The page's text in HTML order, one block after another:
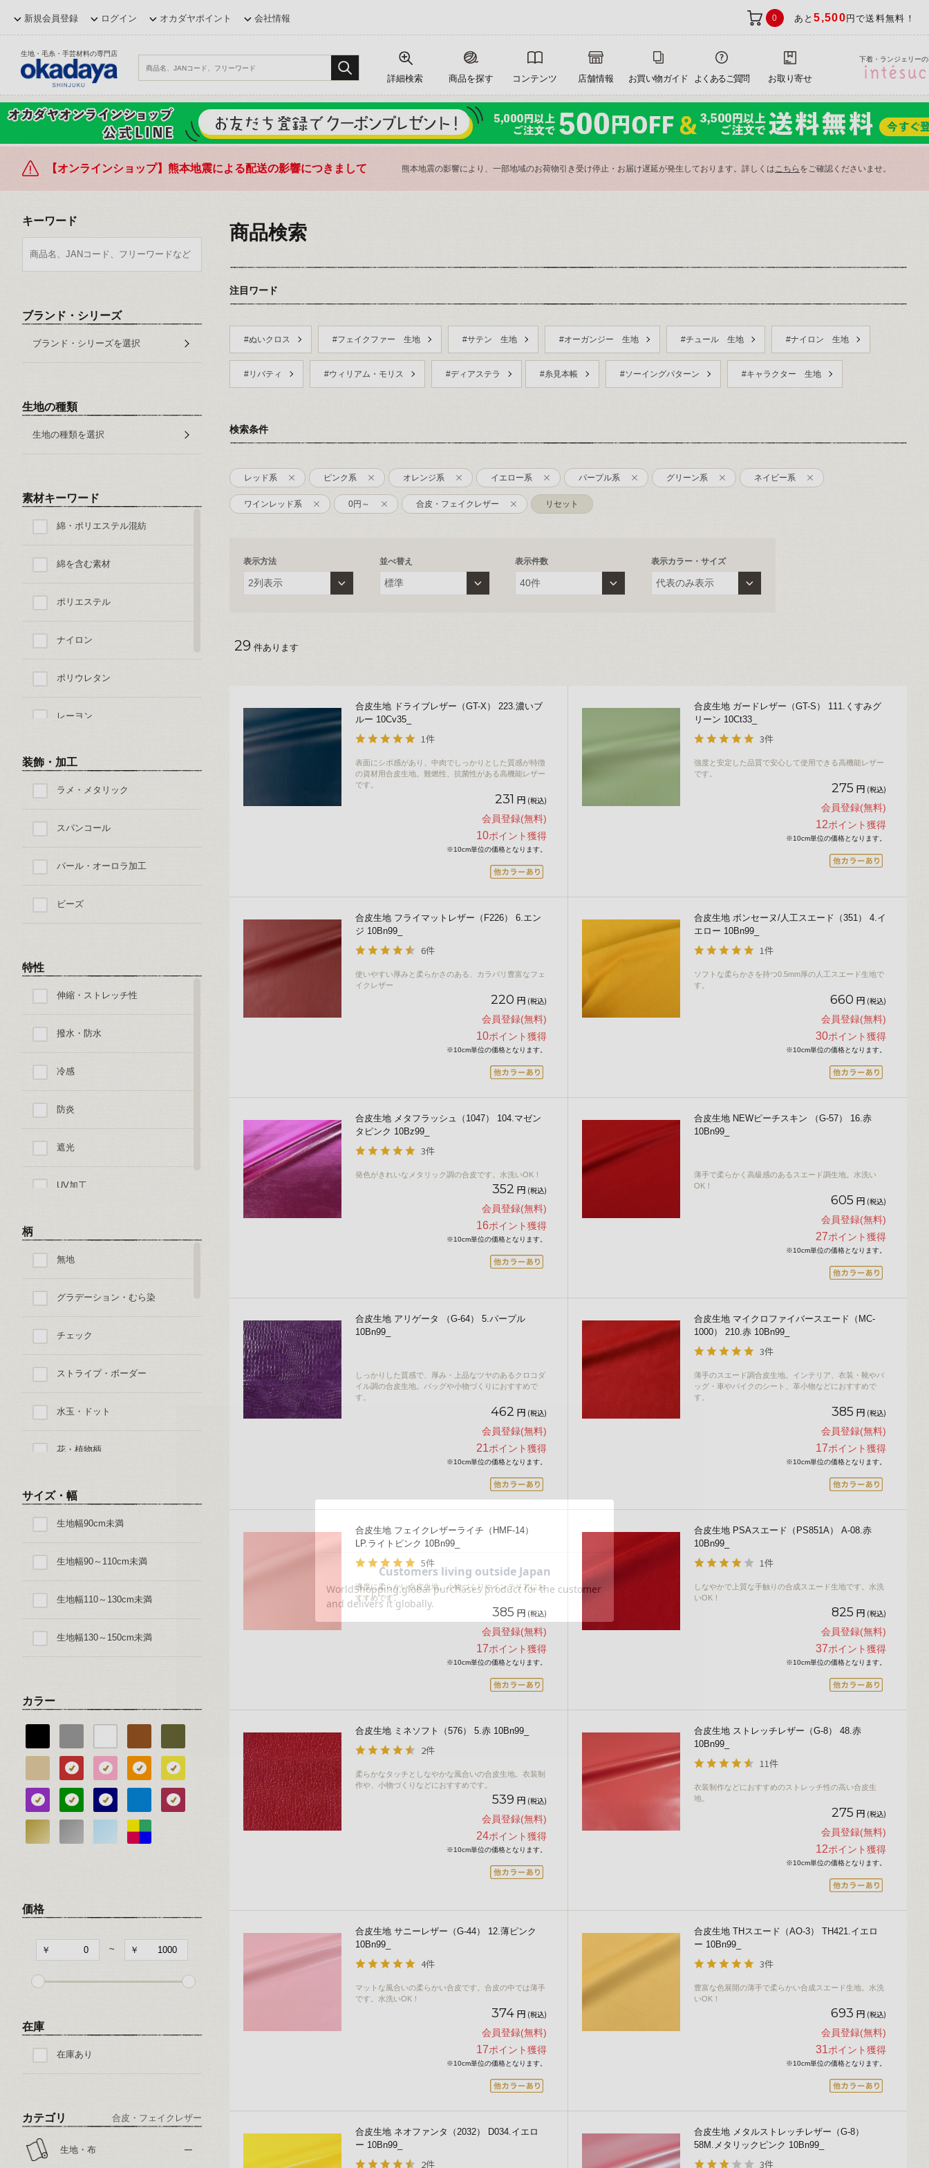
新規会員登録 ログイン オカダヤポイント 会社情報 0 あと5,500 円で送料無料！
生地・毛糸・手芸材料の専門店
詳細検索 商品を探す コンテンツ 店舗情報 お買い物ガイド よくあるご質問 お取り寄せ
下着・ランジェリー
【オンラインショップ】熊本地震による配送の影響につきまして 熊本地震の影響により、一部地域のお荷物引き受け停止・お届け遅延が発生しております。詳しくはこちら をご確認くださいませ。
キーワード
ブランド・シリーズ
ブランド・シリーズを選択
生地の種類
生地の種類を選択
素材キーワード
綿・ポリエステル混紡
綿を含む素材
ポリエステル
ナイロン
ポリウレタン
レーヨン
その他の素材
装飾・加工
ラメ・メタリック
スパンコール
パール・オーロラ加工
ビーズ
特性
伸縮・ストレッチ性
撥水・防水
冷感
防炎
遮光
UV加工
柄
無地
グラデーション・むら染
チェック
ストライプ・ボーダー
水玉・ドット
花・植物柄
迷彩・アニマルパターン
ダイヤ・スクエア・幾何学
星・月・宇宙
動物・生き物・恐竜柄
スポーツ
食べ物・スイーツ
その他の柄
サイズ・幅
生地幅90cm未満
生地幅90～110cm未満
生地幅110～130cm未満
生地幅130～150cm未満
カラー
価格
~
在庫
在庫あり
カテゴリ 合皮・フェイクレザー
生地・布
商品検索
注目ワード
#ぬいクロス #フェイクファー 生地 #サテン 生地 #オーガンジー 生地 #チュール 生地 #ナイロン 生地
#リバティ #ウィリアム・モリス #ディアステラ #糸見本帳 #ソーイングパターン #キャラクター 生地
検索条件
レッド系 ピンク系 オレンジ系 イエロー系 パープル系 グリーン系 ネイビー系
ワインレッド系 0円～ 合皮・フェイクレザー リセット
表示方法 並べ替え 表示件数 表示カラー・サイズ
29 件あります
合皮生地 ドライブレザー（GT-X） 223.濃いブ
ルー 10Cv35_
1件
表面にシボ感があり、中肉でしっかりとした質感が特徴
の資材用合皮生地。難燃性、抗菌性がある高機能レザー
です。
231 円 (税込)
会員登録(無料)
10ポイント獲得
※10cm単位の価格となります。
合皮生地 ガードレザー（GT-S） 111.くすみグ
リーン 10Ct33_
3件
強度と安定した品質で安心して使用できる高機能レザー
です。
275 円 (税込)
会員登録(無料)
12ポイント獲得
※10cm単位の価格となります。
合皮生地 フライマットレザー（F226） 6.エン
ジ 10Bn99_
6件
使いやすい厚みと柔らかさのある、カラバリ豊富なフェ
イクレザー
220 円 (税込)
会員登録(無料)
10ポイント獲得
※10cm単位の価格となります。
合皮生地 ボンセーヌ/人工スエード（351） 4.イ
エロー 10Bn99_
1件
ソフトな柔らかさを持つ0.5mm厚の人工スエード生地で
す。
660 円 (税込)
会員登録(無料)
30ポイント獲得
※10cm単位の価格となります。
合皮生地 メタフラッシュ（1047） 104.マゼン
タピンク 10Bz99_
3件
発色がきれいなメタリック調の合皮です。水洗いOK！
352 円 (税込)
会員登録(無料)
16ポイント獲得
※10cm単位の価格となります。
合皮生地 NEWピーチスキン （G-57） 16.赤
10Bn99_
薄手で柔らかく高級感のあるスエード調生地。水洗い
OK！
605 円 (税込)
会員登録(無料)
27ポイント獲得
※10cm単位の価格となります。
合皮生地 アリゲータ （G-64） 5.パープル
10Bn99_
しっかりした質感で、厚み・上品なツヤのあるクロコダ
イル調の合皮生地。バッグや小物づくりにおすすめで
す。
462 円 (税込)
会員登録(無料)
21ポイント獲得
※10cm単位の価格となります。
合皮生地 マイクロファイバースエード（MC-
1000） 210.赤 10Bn99_
3件
薄手のスエード調合皮生地。インテリア、衣装・靴やバ
ッグ・車やバイクのシート、革小物などにおすすめで
す。
385 円 (税込)
会員登録(無料)
17ポイント獲得
※10cm単位の価格となります。
合皮生地 フェイクレザーライチ（HMF-14）
LP.ライトピンク 10Bn99_
5件
適度に柔らかい合皮生地。小物づくりやインテリアにお
すすめです。
385 円 (税込)
会員登録(無料)
17ポイント獲得
※10cm単位の価格となります。
合皮生地 PSAスエード（PS851A） A-08.赤
10Bn99_
1件
しなやかで上質な手触りの合成スエード生地です。水洗
いOK！
825 円 (税込)
会員登録(無料)
37ポイント獲得
※10cm単位の価格となります。
合皮生地 ミネソフト（576） 5.赤 10Bn99_
2件
柔らかなタッチとしなやかな風合いの合皮生地。衣装制
作や、小物づくりなどにおすすめです。
539 円 (税込)
会員登録(無料)
24ポイント獲得
※10cm単位の価格となります。
合皮生地 ストレッチレザー（G-8） 48.赤
10Bn99_
11件
衣装制作などにおすすめのストレッチ性の高い合皮生
地。
275 円 (税込)
会員登録(無料)
12ポイント獲得
※10cm単位の価格となります。
合皮生地 サニーレザー（G-44） 12.薄ピンク
10Bn99_
4件
マットな風合いの柔らかい合皮です。合皮の中では薄手
です。水洗いOK！
374 円 (税込)
会員登録(無料)
17ポイント獲得
※10cm単位の価格となります。
合皮生地 THスエード（AO-3） TH421.イエロ
ー 10Bn99_
3件
豊富な色展開の薄手で柔らかい合成スエード生地。水洗
いOK！
693 円 (税込)
会員登録(無料)
31ポイント獲得
※10cm単位の価格となります。
合皮生地 ネオファンタ（2032） D034.イエロ
ー 10Bn99_
2件
合皮生地 メタルストレッチレザー（G-8）
58M.メタリックピンク 10Bn99_
3件